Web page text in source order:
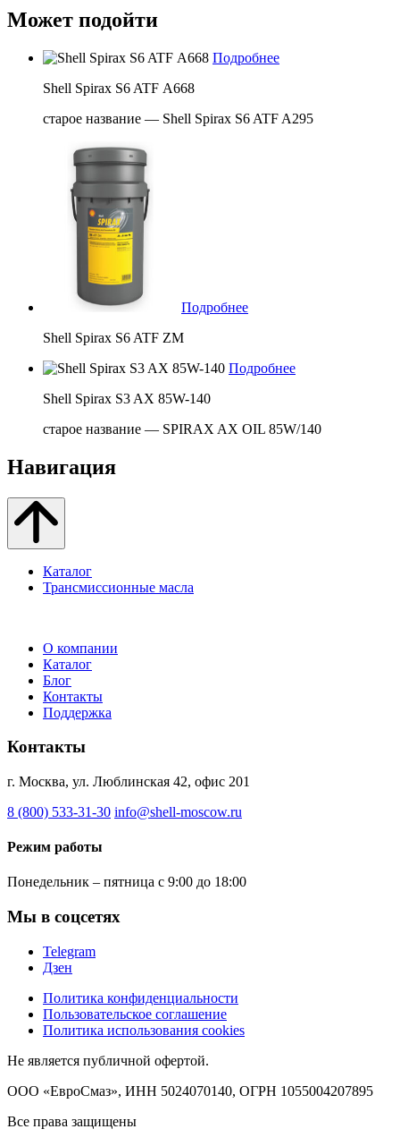
Может подойти
Подробнее
Shell Spirax S6 ATF А668
старое название — Shell Spirax S6 ATF A295
Подробнее
Shell Spirax S6 ATF ZM
Подробнее
Shell Spirax S3 AX 85W-140
старое название — SPIRAX AX OIL 85W/140
Навигация
Каталог
Трансмиссионные масла
О компании
Каталог
Блог
Контакты
Поддержка
Контакты
г. Москва, ул. Люблинская 42, офис 201
8 (800) 533-31-30 info@shell-moscow.ru
Режим работы
Понедельник – пятница с 9:00 до 18:00
Мы в соцсетях
Telegram
Дзен
Политика конфиденциальности
Пользовательское соглашение
Политика использования cookies
Не является публичной офертой.
ООО «ЕвроСмаз», ИНН 5024070140, ОГРН 1055004207895
Все права защищены